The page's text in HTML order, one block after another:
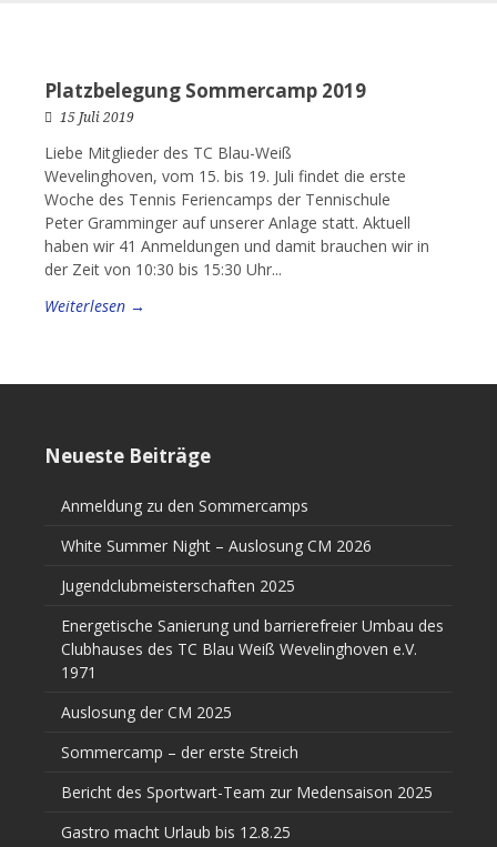
Platzbelegung Sommercamp 2019
15 Juli 2019
Liebe Mitglieder des TC Blau-Weiß
Wevelinghoven, vom 15. bis 19. Juli findet die erste
Woche des Tennis Feriencamps der Tennischule
Peter Gramminger auf unserer Anlage statt. Aktuell
haben wir 41 Anmeldungen und damit brauchen wir in
der Zeit von 10:30 bis 15:30 Uhr...
Weiterlesen →
Neueste Beiträge
Anmeldung zu den Sommercamps
White Summer Night – Auslosung CM 2026
Jugendclubmeisterschaften 2025
Energetische Sanierung und barrierefreier Umbau des
Clubhauses des TC Blau Weiß Wevelinghoven e.V.
1971
Auslosung der CM 2025
Sommercamp – der erste Streich
Bericht des Sportwart-Team zur Medensaison 2025
Gastro macht Urlaub bis 12.8.25